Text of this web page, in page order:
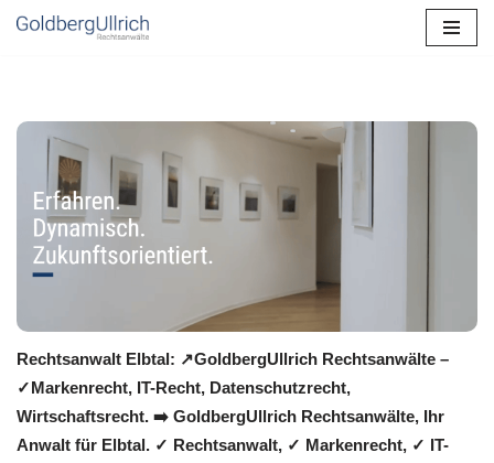
Rechtsanwalt Elbtal: ↗️GoldbergUllrich Rechtsanwälte –
✓Markenrecht, IT-Recht, Datenschutzrecht,
Wirtschaftsrecht. ➡️ GoldbergUllrich Rechtsanwälte, Ihr
Anwalt für Elbtal. ✓ Rechtsanwalt, ✓ Markenrecht, ✓ IT-